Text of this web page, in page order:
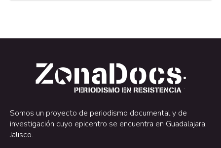
.
.
Somos un proyecto de periodismo documental y de
investigación cuyo epicentro se encuentra en Guadalajara,
Jalisco.